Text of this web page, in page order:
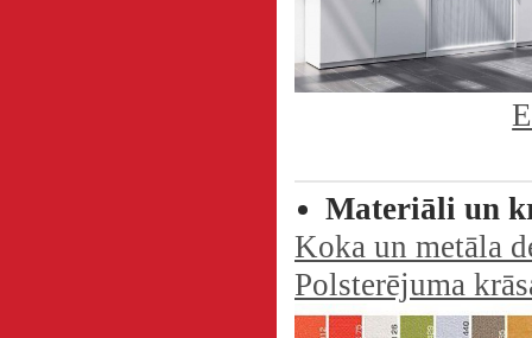
Materiāli un
Koka un metāla
Polsterējuma